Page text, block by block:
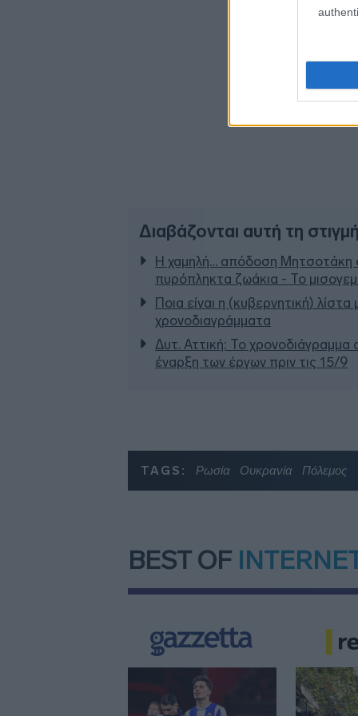
Διαβάζονται αυτή τη
Η χαμηλή… απόδοση Μητσοτάκη
πυρόπληκτα ζωάκια - Το
Ποια είναι η (κυβερνητική)
χρονοδιαγράμματα
Δυτ. Αττική: Το
έναρξη των έργων πριν τις 15/9
TAGS: Ρωσία Ουκρανία Πόλεμος
BEST OF